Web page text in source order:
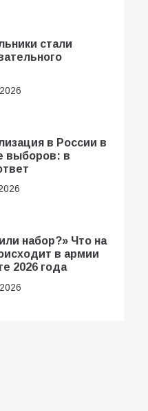
стали
в России в
выборов: в
набор?» Что на
в армии
2026 года